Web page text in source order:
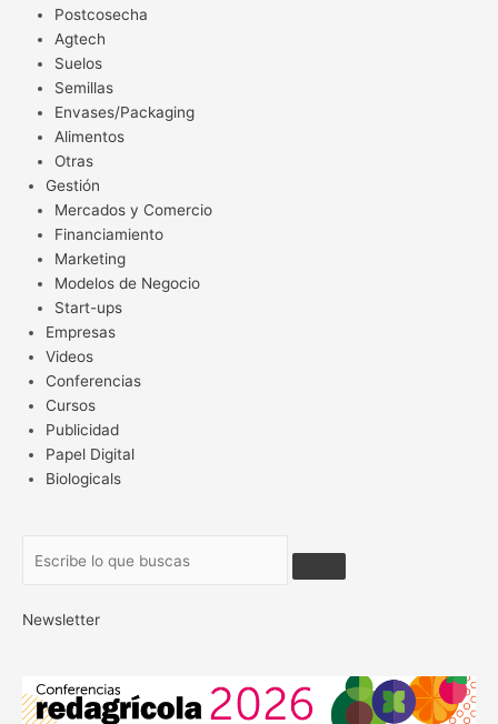
Postcosecha
Agtech
Suelos
Semillas
Envases/Packaging
Alimentos
Otras
Gestión
Mercados y Comercio
Financiamiento
Marketing
Modelos de Negocio
Start-ups
Empresas
Videos
Conferencias
Cursos
Publicidad
Papel Digital
Biologicals
Newsletter